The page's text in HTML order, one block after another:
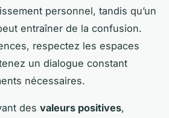
personnel, tandis qu’un
entraîner de la confusion.
respectez les espaces
un dialogue constant
nécessaires.
des valeurs positives,